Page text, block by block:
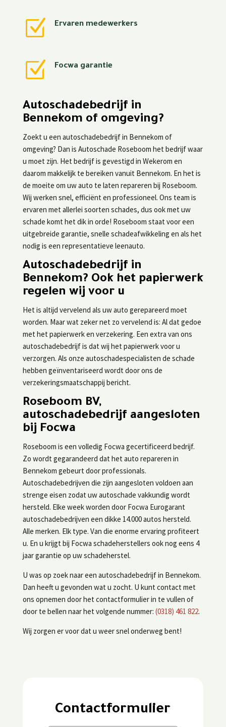
Z Ervaren medewerkers
Z Focwa garantie
Autoschadebedrijf in
Bennekom of omgeving?
Zoekt u een autoschadebedrijf in Bennekom of
omgeving? Dan is Autoschade Roseboom het bedrijf waar
u moet zijn. Het bedrijf is gevestigd in Wekerom en
daarom makkelijk te bereiken vanuit Bennekom. En het is
de moeite om uw auto te laten repareren bij Roseboom.
Wij werken snel, efficiënt en professioneel. Ons team is
ervaren met allerlei soorten schades, dus ook met uw
schade komt het dik in orde! Roseboom staat voor een
uitgebreide garantie, snelle schadeafwikkeling en als het
nodig is een representatieve leenauto.
Autoschadebedrijf in
Bennekom? Ook het papierwerk
regelen wij voor u
Het is altijd vervelend als uw auto gerepareerd moet
worden. Maar wat zeker net zo vervelend is: Al dat gedoe
met het papierwerk en verzekering. Een extra van ons
autoschadebedrijf is dat wij het papierwerk voor u
verzorgen. Als onze autoschadespecialisten de schade
hebben geïnventariseerd wordt door ons de
verzekeringsmaatschappij bericht.
Roseboom BV,
autoschadebedrijf aangesloten
bij Focwa
Roseboom is een volledig Focwa gecertificeerd bedrijf.
Zo wordt gegarandeerd dat het auto repareren in
Bennekom gebeurt door professionals.
Autoschadebedrijven die zijn aangesloten voldoen aan
strenge eisen zodat uw autoschade vakkundig wordt
hersteld. Elke week worden door Focwa Eurogarant
autoschadebedrijven een dikke 14.000 autos hersteld.
Alle merken. Elk type. Van die enorme ervaring profiteert
u. En u krijgt bij Focwa schadeherstellers ook nog eens 4
jaar garantie op uw schadeherstel.
U was op zoek naar een autoschadebedrijf in Bennekom.
Dan heeft u gevonden wat u zocht. U kunt contact met
ons opnemen door het contactformulier in te vullen of
door te bellen naar het volgende nummer: (0318) 461 822.
Wij zorgen er voor dat u weer snel onderweg bent!
Contactformulier